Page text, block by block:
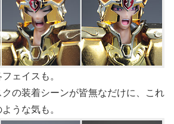
ェイスも。
の装着シーンが皆無なだけに、これ
うな気も。